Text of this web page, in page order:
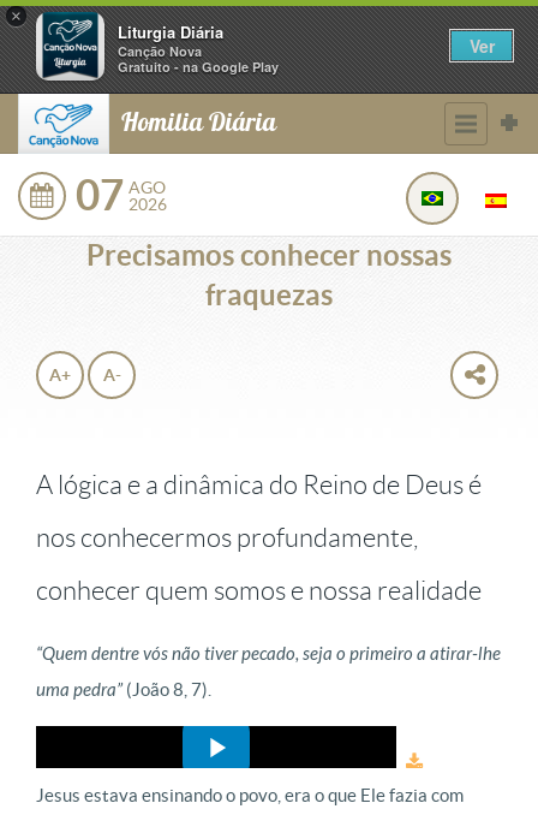
×
Liturgia Diária
Canção Nova
Gratuito - na Google Play
Ver
Homilia Diária
07 AGO
2026
Precisamos conhecer nossas
fraquezas
A+ A-
A lógica e a dinâmica do Reino de Deus é
nos conhecermos profundamente,
conhecer quem somos e nossa realidade
“Quem dentre vós não tiver pecado, seja o primeiro a atirar-lhe
uma pedra”(João 8, 7).
Jesus estava ensinando o povo, era o que Ele fazia com